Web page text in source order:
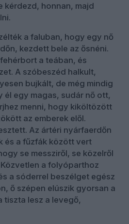
kérdezd, honnan, majd
a faluban, hogy egy nő
kezdett bele az ősnéni.
a teában, és
A szóbeszéd halkult,
bujkált, de még mindig
él egy magas, sudár nő ott,
menni, hogy kiköltözött
az emberek elől.
Az ártéri nyárfaerdőn
és a fűzfák között vert
se messziről, se közelről
a folyóparthoz
a sóderrel beszélget egész
ő szépen elúszik gyorsan a
tiszta lesz a levegő,